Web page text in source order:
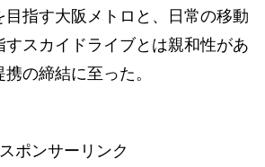
目指す大阪メトロと、日常の移動
すスカイドライブとは親和性があ
の締結に至った。
スポンサーリンク